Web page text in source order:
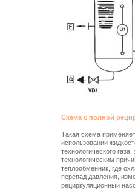
Схема с полной
Такая схема
использовании
технологического
технологическим
теплообменник, где
перепад давления,
рециркуляционный